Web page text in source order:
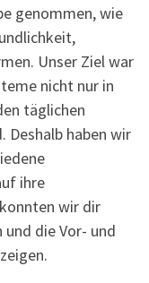
genommen, wie
Unser Ziel war
nicht nur in
täglichen
Deshalb haben wir
ihre
wir dir
die Vor- und